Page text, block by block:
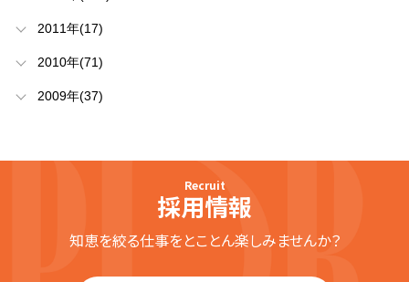
2011年(17)
2010年(71)
2009年(37)
Recruit
採用情報
知恵を絞る仕事をとことん楽しみませんか？